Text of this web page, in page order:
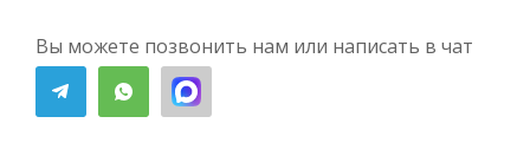
Вы можете позвонить нам или написать в чат